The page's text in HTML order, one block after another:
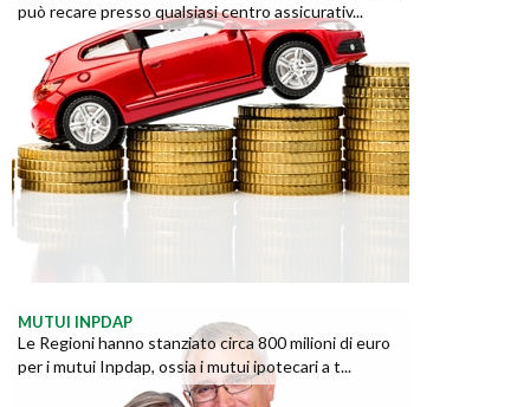
può recare presso qualsiasi centro assicurativ...
MUTUI INPDAP
Le Regioni hanno stanziato circa 800 milioni di euro
per i mutui Inpdap, ossia i mutui ipotecari a t...